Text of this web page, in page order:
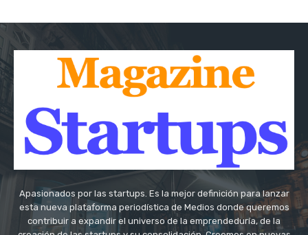
Apasionados por las startups. Es la mejor definición para lanzar
esta nueva plataforma periodística de Medios donde queremos
contribuir a expandir el universo de la emprendeduría, de la